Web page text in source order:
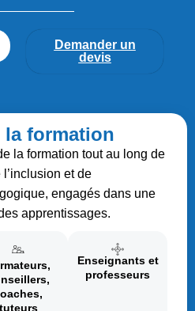
Demander un
devis
la formation
la formation tout au long de
l’inclusion et de
engagés dans une
apprentissages.
tuteurs
Enseignants et
professeurs